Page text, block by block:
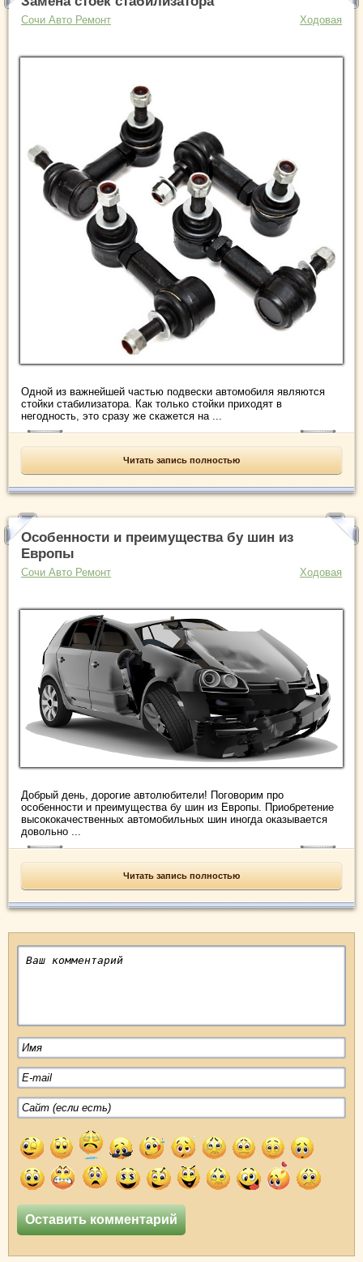
Сочи Авто Ремонт Ходовая
Одной из важнейшей частью подвески автомобиля являются
стойки стабилизатора. Как только стойки приходят в
негодность, это сразу же скажется на ...
Читать запись полностью
Особенности и преимущества бу шин из
Европы
Сочи Авто Ремонт Ходовая
Добрый день, дорогие автолюбители! Поговорим про
особенности и преимущества бу шин из Европы. Приобретение
высококачественных автомобильных шин иногда оказывается
довольно ...
Читать запись полностью